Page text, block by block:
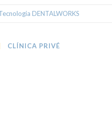
DENTALWORKS
CLÍNICA PRIVÉ